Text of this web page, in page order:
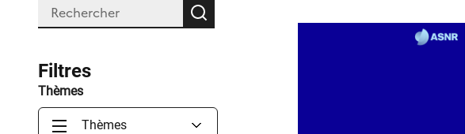
Filtres
Thèmes
Thèmes